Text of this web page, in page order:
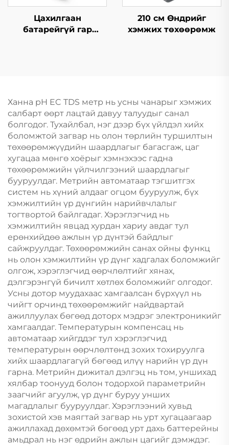
Цахилгаан
батарейгүй гар
210 см Өндрийг
хэмжих төхөөрөмж
Ханна pH EC TDS метр нь усны чанарыг хэмжих
салбарт өөрт лацтай давуу талуудыг санал
болгодог. Тухайлбал, нэг дээр бүх үйлдэл хийх
боломжтой загвар нь олон төрлийн туршилтын
төхөөрөмжүүдийн шаардлагыг багасгаж, цаг
хугацаа мөнгө хоёрыг хэмнэхээс гадна
төхөөрөмжийн үйлчилгээний шаардлагыг
бууруулдаг. Метрийн автоматаар тэгшитгэх
систем нь хүний алдааг огцом бууруулж, бүх
хэмжилтийн үр дүнгийн нарийвчлалыг
тогтвортой байлгадаг. Хэрэглэгчид нь
хэмжилтийн явцад хурдан хариу авдаг тул
ерөнхийдөө ажлын үр дүнтэй байдлыг
сайжруулдаг. Төхөөрөмжийн санах ойны функц
нь олон хэмжилтийн үр дүнг хадгалах боломжийг
олгож, хэрэглэгчид өөрчлөлтийг хянах,
дэлгэрэнгүй бичилт хөтлөх боломжийг олгодог.
Усны дотор муудахаас хамгаалсан бүрхүүл нь
чийгт орчинд төхөөрөмжийг найдвартай
ажиллуулах бөгөөд доторх мэдрэг электроникийг
хамгаалдаг. Температурын компенсац нь
автоматаар хийгддэг тул хэрэглэгчид
температурын өөрчлөлтөнд зохих тохируулга
хийх шаардлагагүй бөгөөд илүү нарийн үр дүн
гарна. Метрийн дижитал дэлгэц нь том, уншихад
хялбар тоонууд болон тодорхой параметрийн
заагчийг агуулж, үр дүнг буруу унших
магадлалыг бууруулдаг. Хэрэглээний хувьд
зохистой хэв маягтай загвар нь урт хугацаагаар
ажиллахад дөхөмтэй бөгөөд урт дахь баттерейны
амьдрал нь нэг өдрийн ажлын цагийг дэмждэг.